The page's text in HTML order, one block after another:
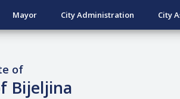
Mayor City Administration City
of
Bijeljina